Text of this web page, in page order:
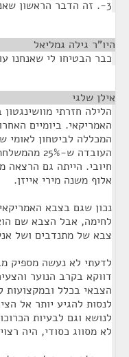
3-. זה הדבר הראשון שאנחנו צריכים פה לנסות ולשפר.
היו"ר גילה גמליאל
כבר הבטיחו לי שאנחנו
אילן שלגי
הלילה חזרתי
האמריקאי. ביומיים
העובדה ש-
חיובי. הייתה גם הרצאה
אלוף משנה מירי אייזן.
נכון שגם בצבא
לחימה, אבל הצבא שם
צבא של מתנדבים ושל
לדעתי לא נעשה מספיק
דווקא בקרב הנוער
הצבאי בכלל
לנסות להגיע יותר אל
לנושא וגם לבעיות
לא מסווג כסודי, היה